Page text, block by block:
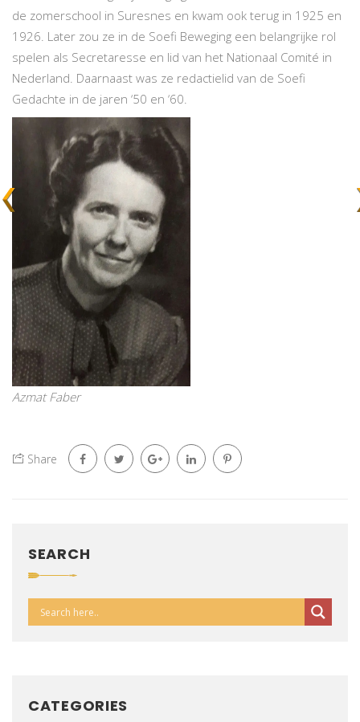
de zomerschool in Suresnes en kwam ook terug in 1925 en
1926. Later zou ze in de Soefi Beweging een belangrijke rol
spelen als Secretaresse en lid van het Nationaal Comité in
Nederland. Daarnaast was ze redactielid van de Soefi
Gedachte in de jaren ‘50 en ‘60.
Azmat Faber
Share
SEARCH
CATEGORIES